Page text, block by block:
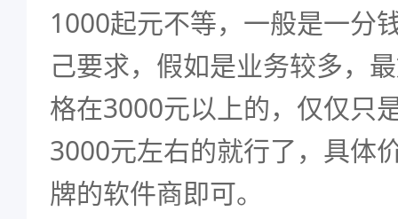
1000起元不等，一般是一分
己要求，假如是业务较多，
格在3000元以上的，仅仅只
3000元左右的就行了，具体
牌的软件商即可。